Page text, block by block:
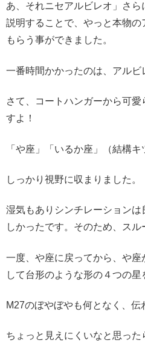
あ、それニセアルビレオ」さら
説明することで、やっと本物
もらう事ができました。
一番時間かかったのは、アルビ
さて、コートハンガーから可愛
すよ！
「や座」「いるか座」（結構キ
しっかり視野に収まりました。
湿気もありシンチレーション
しかったです。そのため、スル
一度、や座に戻ってから、や
して台形のような形の４つの星
M27のぼやぼやも何となく、伝
ちょっと見えにくいなと思った